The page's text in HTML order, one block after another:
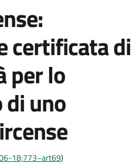
certificata di
per lo
uno
18;773~art69)